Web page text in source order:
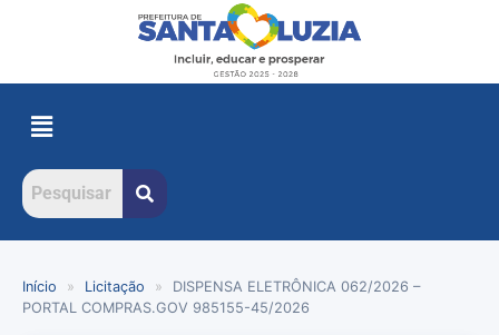
Início » Licitação »
DISPENSA ELETRÔNICA 062/2026 –
PORTAL COMPRAS.GOV 985155-45/2026